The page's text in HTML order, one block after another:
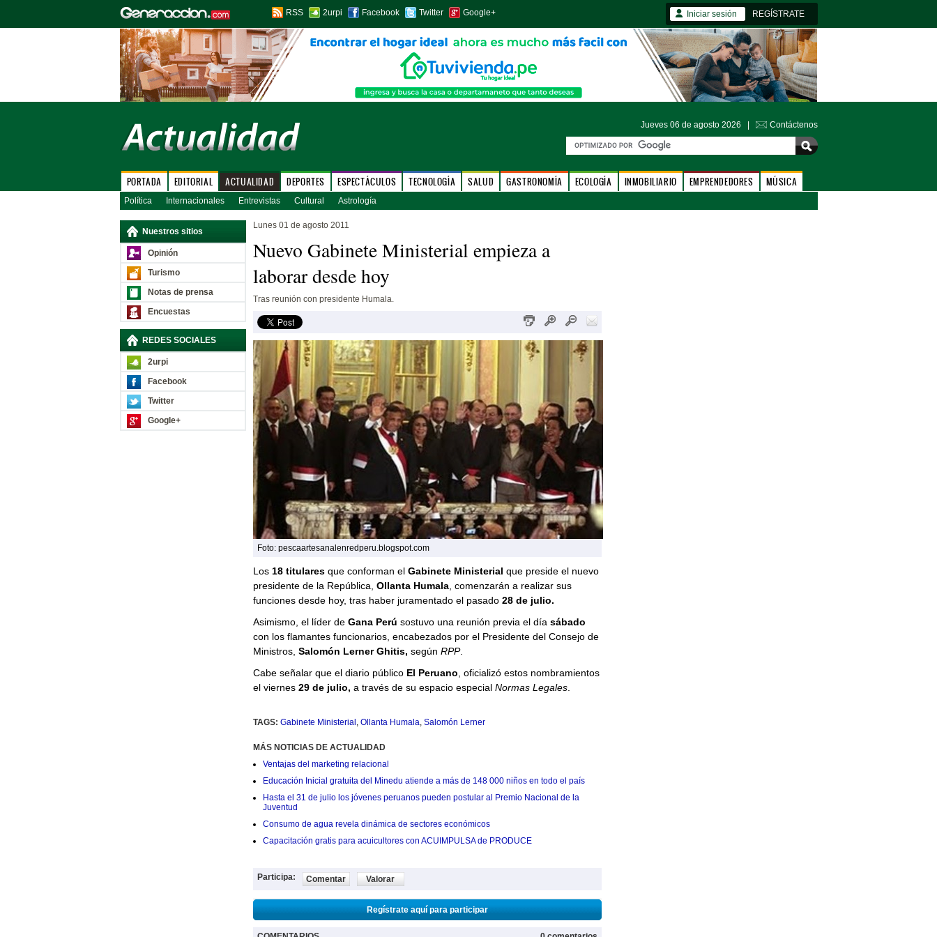
RSS 2urpi Facebook Twitter Google+ Iniciar sesión REGÍSTRATE
Jueves 06 de agosto 2026 | Contáctenos
PORTADA EDITORIAL ACTUALIDAD DEPORTES ESPECTÁCULOS TECNOLOGÍA SALUD GASTRONOMÍA ECOLOGÍA INMOBILIARIO EMPRENDEDORES MÚSICA
Política Internacionales Entrevistas Cultural Astrología
Nuestros sitios
Opinión
Turismo
Notas de prensa
Encuestas
REDES SOCIALES
2urpi
Facebook
Twitter
Google+
Lunes 01 de agosto 2011
Nuevo Gabinete Ministerial empieza a
laborar desde hoy
Tras reunión con presidente Humala.
Foto: pescaartesanalenredperu.blogspot.com
Los 18 titulares que conforman el Gabinete Ministerial que preside el nuevo
presidente de la República, Ollanta Humala, comenzarán a realizar sus
funciones desde hoy, tras haber juramentado el pasado 28 de julio.
Asimismo, el líder deGana Perú sostuvo una reunión previa el día sábado
con los flamantes funcionarios, encabezados por el Presidente del Consejo de
Ministros, Salomón Lerner Ghitis, según RPP.
Cabe señalar que el diario públicoEl Peruano , oficializó estos nombramientos
el viernes 29 de julio, a través de su espacio especialNormas Legales.
TAGS: Gabinete Ministerial , Ollanta Humala, Salomón Lerner
MÁS NOTICIAS DE ACTUALIDAD
Ventajas del marketing relacional
Educación Inicial gratuita del Minedu atiende a más de 148 000 niños en todo el país
Hasta el 31 de julio los jóvenes peruanos pueden postular al Premio Nacional de la
Juventud
Consumo de agua revela dinámica de sectores económicos
Capacitación gratis para acuicultores con ACUIMPULSA de PRODUCE
Participa: Comentar Valorar
Regístrate aquí para participar